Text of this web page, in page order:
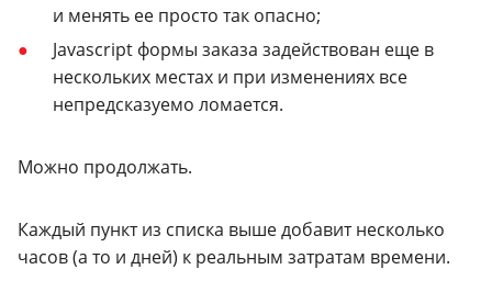
и менять ее просто так опасно;
Javascript формы заказа задействован еще в
нескольких местах и при изменениях все
непредсказуемо ломается.
Можно продолжать.
Каждый пункт из списка выше добавит несколько
часов (а то и дней) к реальным затратам времени.